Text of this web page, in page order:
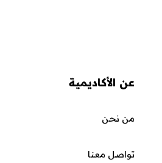
عن الأكاديمية
من نحن
تواصل معنا